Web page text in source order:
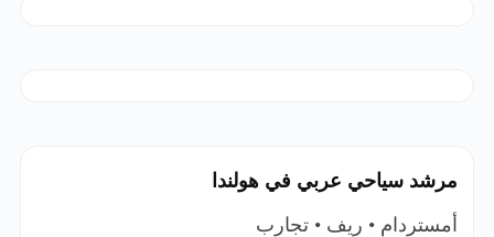
مرشد سياحي عربي في هولندا
أمستردام • ريف • تجارب